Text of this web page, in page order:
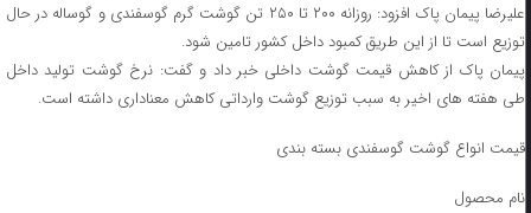
علیرضا پیمان پاک افزود: روزانه ۲۰۰ تا ۲۵۰ تن گوشت گرم گوسفندی و گوساله در حال
توزیع است تا از این طریق کمبود داخل کشور تامین شود.
پیمان پاک از کاهش قیمت گوشت داخلی خبر داد و گفت: نرخ گوشت تولید داخل
طی هفته های اخیر به سبب توزیع گوشت وارداتی کاهش معناداری داشته است.
قیمت انواع گوشت گوسفندی بسته بندی
نام محصول